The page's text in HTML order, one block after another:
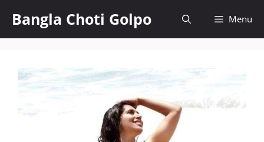
content
Bangla Choti Golpo Menu